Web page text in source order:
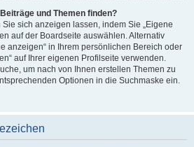
und Themen finden?
sich anzeigen lassen, indem Sie „Eigene
auf der Boardseite auswählen. Alternativ
anzeigen“ in Ihrem persönlichen Bereich oder
auf Ihrer eigenen Profilseite verwenden.
um nach von Ihnen erstellen Themen zu
Optionen in die Suchmaske ein.